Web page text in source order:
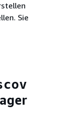
Sie